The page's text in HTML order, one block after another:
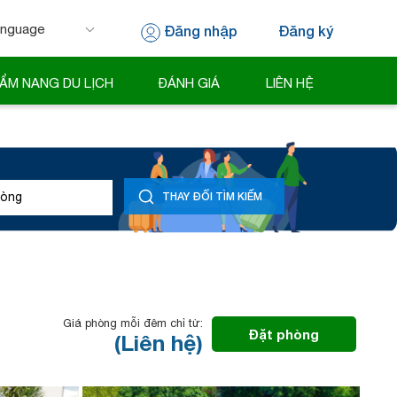
Đăng nhập Đăng ký
NANG DU LỊCH ĐÁNH GIÁ LIÊN HỆ
THAY ĐỔI TÌM KIẾM
Giá phòng mỗi đêm chỉ từ:
(Liên hệ) Đặt phòng